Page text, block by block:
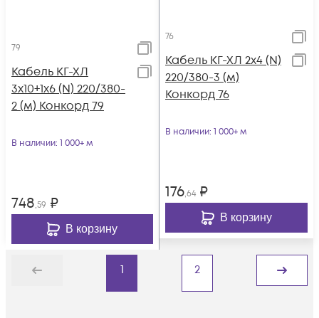
79
Кабель КГ-ХЛ
3х10+1х6 (N) 220/380-
2 (м) Конкорд 79
В наличии: 1 000+ м
748,59 ₽
В корзину
76
Кабель КГ-ХЛ 2х4 (N)
220/380-3 (м)
Конкорд 76
В наличии: 1 000+ м
176,64 ₽
В корзину
Назад
1 2
Дальше